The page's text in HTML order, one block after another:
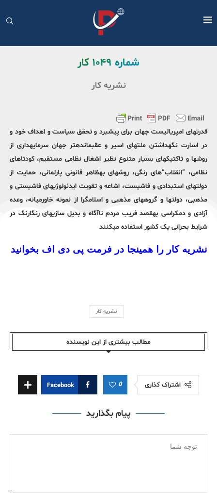
شماره ١۰۴۹ کار
نشریه کار
قدرتهای امپرياليست جهان برای پيشبرد و تحقق سياست و اهداف خود و
در اسارت نگهداشتن ملتهای اسير و عقبماندهتر جهان سرمايهداری از
روشها و تاکتيکهای بسيار متنوع نظير اشغال نظامی مستقيم، کودتاهای
نظامی، “انقلاب”های رنگی، روشهای بهظاهر قانونی پارلمانی، حمايت از
دولتهای استبدادی و فاشيست، اشاعه و تقويت ايدئولوژیهای فاشيستی و
مذهبی، دولتها و گروههای مذهبی و اسلامگرا از نمونه خاورميانه، وعده
آزادی و دمکراسی بهقصد فريب مردم ناآگاه و بديل سازیهای رنگارنگ در
شرايط بحرانی يک کشور استفاده میکنند
نشریه کار را همینجا در فرمت پی دی اف بخوانید
نشریه کار
مطالب بیشتری از این نویسندە
اشتراک گذاری 0
Facebook
پیام بگذارید